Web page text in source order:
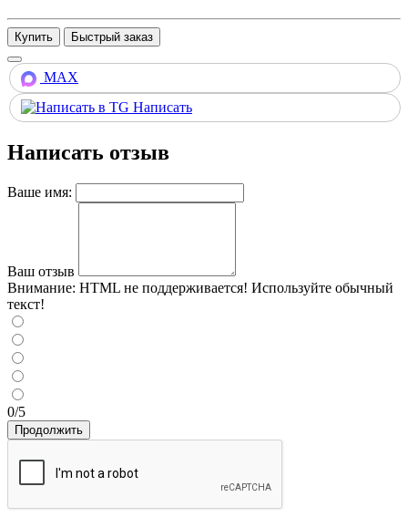
Купить
MAX
Написать
Написать отзыв
Ваше имя:
Ваш отзыв
Внимание: HTML не поддерживается! Используйте обычный
текст!
0/5
Продолжить